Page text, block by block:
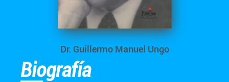
Dr. Guillermo Manuel Ungo
Biografía